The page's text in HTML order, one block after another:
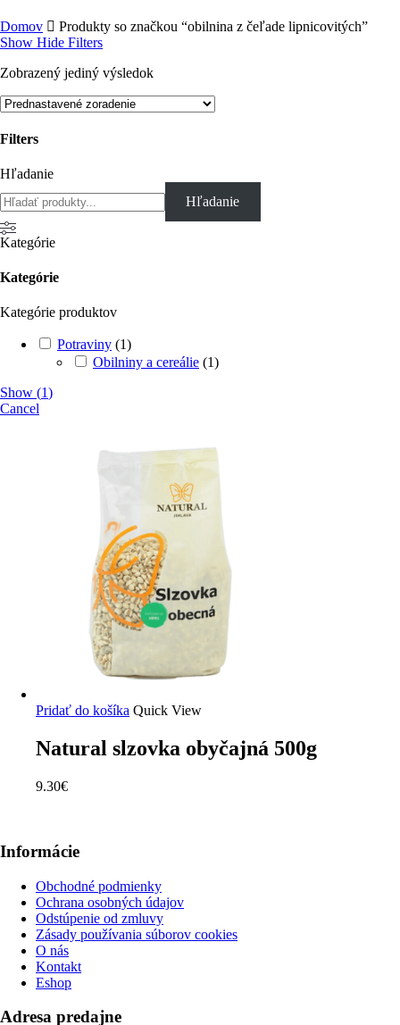
Domov
Produkty so značkou “obilnina z čeľade lipnicovitých”
Show Hide Filters
Zobrazený jediný výsledok
Filters
Close
Filters
Hľadanie
Hľadanie
Kategórie
Kategórie
Kategórie produktov
Potraviny (1)
Obilniny a cereálie (1)
Show (1)
Cancel
Pridať do košíka Quick View
Natural slzovka obyčajná 500g
9.30€
Informácie
Obchodné podmienky
Ochrana osobných údajov
Odstúpenie od zmluvy
Zásady používania súborov cookies
O nás
Kontakt
Eshop
Adresa predajne